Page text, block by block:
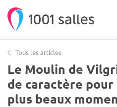
Tous les articles
Le Moulin de
de caractère
plus beaux